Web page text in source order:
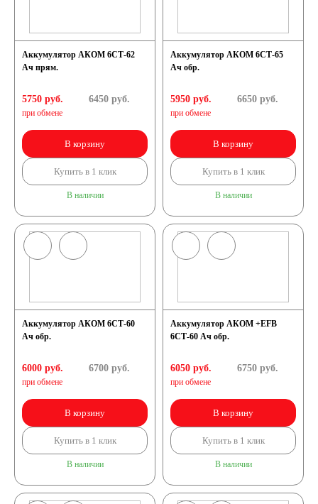
Аккумулятор АКОМ 6СТ-62
Ач прям.
5750 руб.
при обмене
6450руб.
В корзину
Купить в 1 клик
В наличии
Аккумулятор АКОМ 6СТ-65
Ач обр.
5950 руб.
при обмене
6650руб.
В корзину
Купить в 1 клик
В наличии
Аккумулятор АКОМ 6СТ-60
Ач обр.
6000 руб.
при обмене
6700руб.
В корзину
Купить в 1 клик
В наличии
Аккумулятор АКОМ +EFB
6СТ-60 Ач обр.
6050 руб.
при обмене
6750руб.
В корзину
Купить в 1 клик
В наличии